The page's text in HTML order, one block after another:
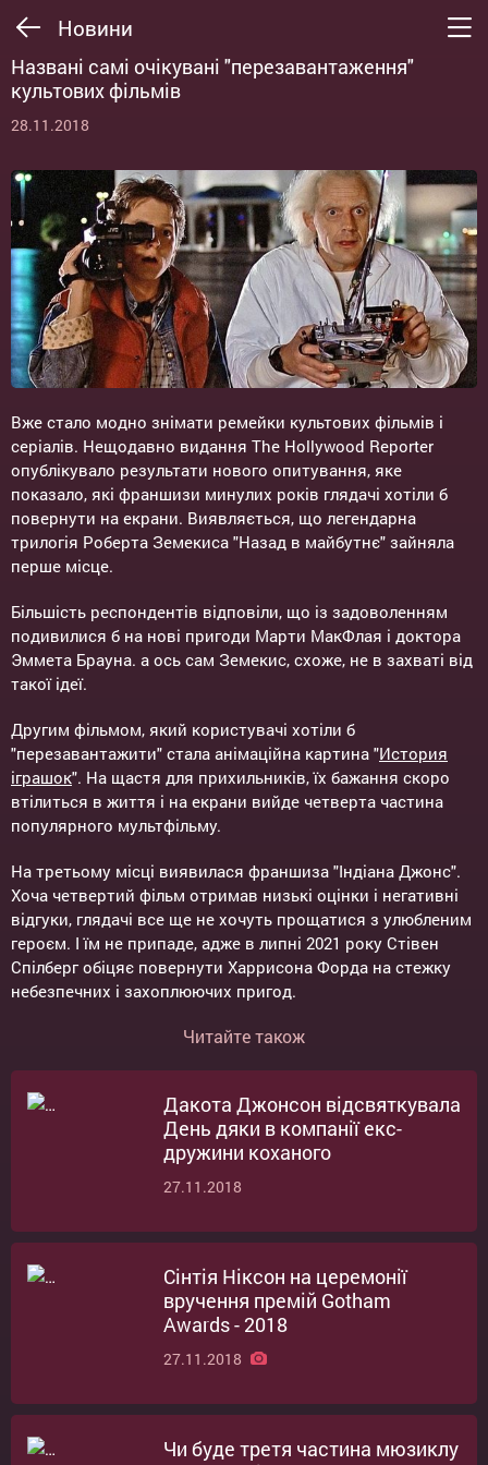
Новини
Названі самі очікувані "перезавантаження"
культових фільмів
28.11.2018
Вже стало модно знімати ремейки культових фільмів і
серіалів. Нещодавно видання The Hollywood Reporter
опублікувало результати нового опитування, яке
показало, які франшизи минулих років глядачі хотіли б
повернути на екрани. Виявляється, що легендарна
трилогія Роберта Земекиса "Назад в майбутнє" зайняла
перше місце.
Більшість респондентів відповіли, що із задоволенням
подивилися б на нові пригоди Марти МакФлая і доктора
Эммета Брауна. а ось сам Земекис, схоже, не в захваті від
такої ідеї.
Другим фільмом, який користувачі хотіли б
"перезавантажити" стала анімаційна картина "История
іграшок". На щастя для прихильників, їх бажання скоро
втілиться в життя і на екрани вийде четверта частина
популярного мультфільму.
На третьому місці виявилася франшиза "Індіана Джонс".
Хоча четвертий фільм отримав низькі оцінки і негативні
відгуки, глядачі все ще не хочуть прощатися з улюбленим
героєм. І їм не припаде, адже в липні 2021 року Стівен
Спілберг обіцяє повернути Харрисона Форда на стежку
небезпечних і захоплюючих пригод.
Читайте також
Дакота Джонсон відсвяткувала
День дяки в компанії екс-
дружини коханого
27.11.2018
Сінтія Ніксон на церемонії
вручення премій Gotham
Awards - 2018
27.11.2018
Чи буде третя частина мюзиклу